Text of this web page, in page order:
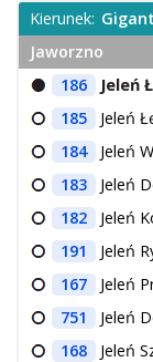
Kierunek:
Jaworzno
186
Jeleń
185
Jeleń
184
Jeleń
183
Jeleń
182
Jeleń
191
Jeleń
167
Jeleń
751
Jeleń
168
Jeleń